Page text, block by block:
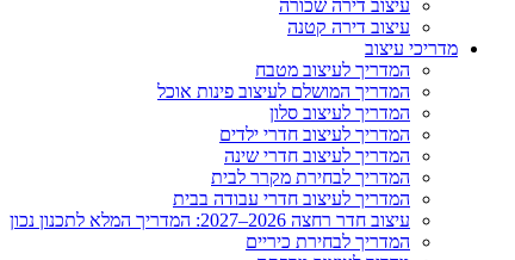
עיצוב דירה שכורה
עיצוב דירה קטנה
מדריכי עיצוב
המדריך לעיצוב מטבח
המדריך המושלם לעיצוב פינות אוכל
המדריך לעיצוב סלון
המדריך לעיצוב חדרי ילדים
המדריך לעיצוב חדרי שינה
המדריך לבחירת מקרר לבית
המדריך לעיצוב חדרי עבודה בבית
עיצוב חדר רחצה 2026–2027: המדריך המלא לתכנון נכון
המדריך לבחירת כיריים